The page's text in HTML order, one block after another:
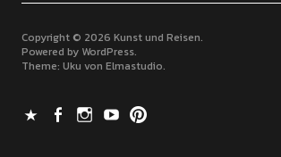
Copyright © 2026 Kunst und Reisen
Powered by WordPress
Theme: Uku von Elmastudio